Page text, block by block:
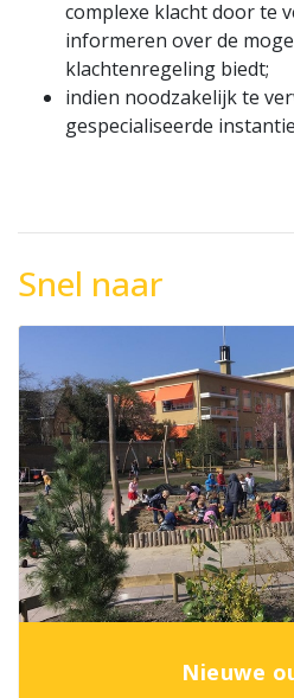
complexe klacht door te
informeren over de
klachtenregeling biedt;
indien noodzakelijk te
gespecialiseerde
Snel naar
Nieuwe